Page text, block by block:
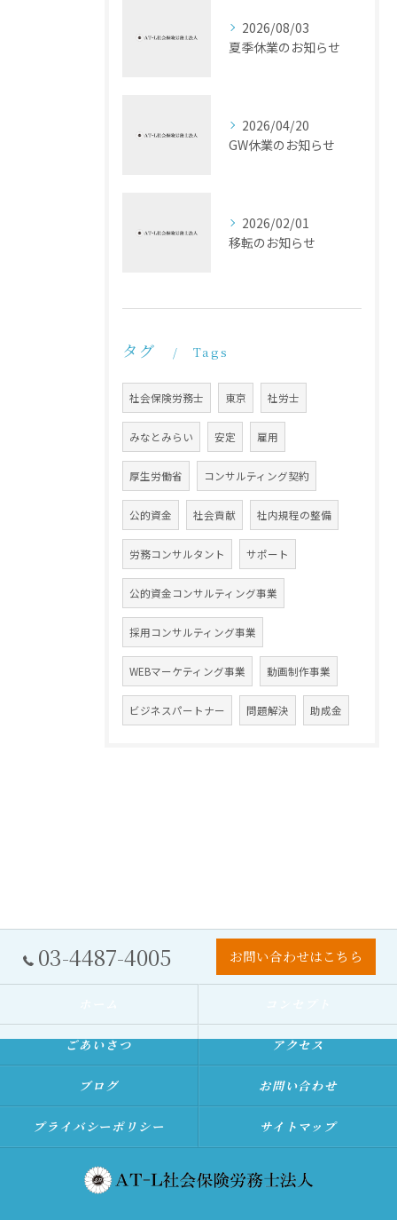
2026/08/03
夏季休業のお知らせ
2026/04/20
GW休業のお知らせ
2026/02/01
移転のお知らせ
タグ Tags
社会保険労務士 東京 社労士
みなとみらい 安定 雇用
厚生労働省 コンサルティング契約
公的資金 社会貢献 社内規程の整備
労務コンサルタント サポート
公的資金コンサルティング事業
採用コンサルティング事業
WEBマーケティング事業 動画制作事業
ビジネスパートナー 問題解決 助成金
03-4487-4005 お問い合わせはこちら
ごあいさつ アクセス
ブログ お問い合わせ
プライバシーポリシー サイトマップ